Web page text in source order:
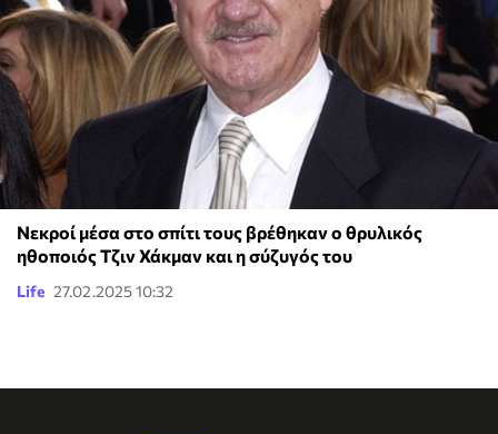
Νεκροί μέσα στο σπίτι τους βρέθηκαν ο θρυλικός
ηθοποιός Τζιν Χάκμαν και η σύζυγός του
Life 27.02.2025 10:32